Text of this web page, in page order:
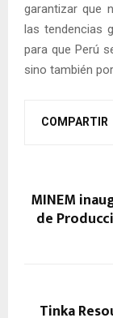
garantizar que
las tendencias
para que Perú
sino también
COMPARTIR
MINEM
de
Tinka